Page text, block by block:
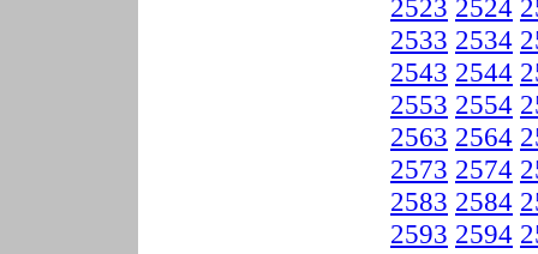
2523 2524
2533 2534
2543 2544
2553 2554
2563 2564
2573 2574
2583 2584
2593 2594